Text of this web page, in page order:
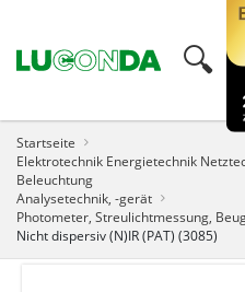
🔍︎
Startseite
Elektrotechnik Energietechnik
Beleuchtung
Analysetechnik, -gerät
Photometer, Streulichtmessung,
Nicht dispersiv (N)IR (PAT) (3085)